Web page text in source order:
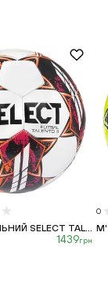
М’ЯЧ ФУТЗАЛЬНИЙ SELECT TALENTO 11 V...
1439грн
0